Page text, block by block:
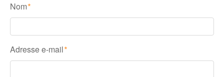
Nom *
Adresse e-mail *